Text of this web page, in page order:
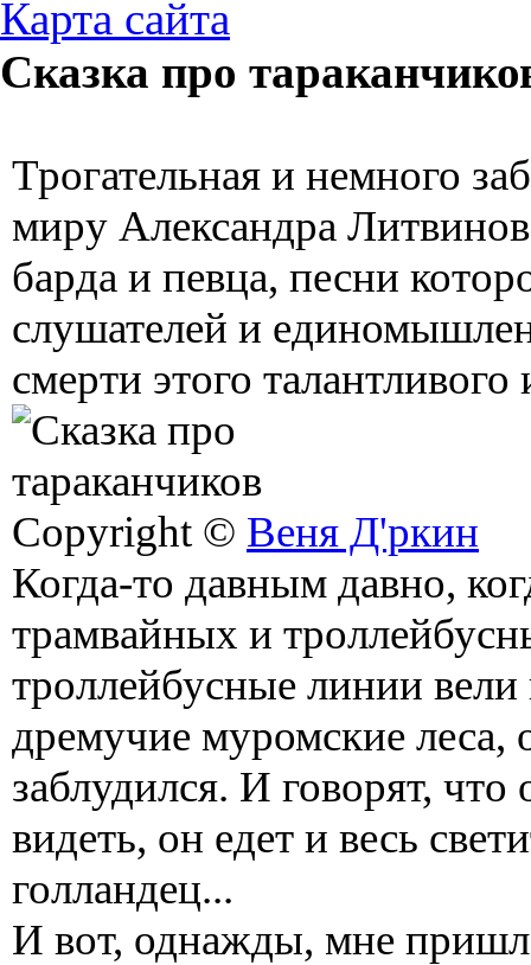
Карта сайта
Сказка про
Трогательная и немного
миру Александра
барда и певца, песни
слушателей и
смерти этого талантливого
Copyright © Веня Д'ркин
Когда-то давным давно,
трамвайных и
троллейбусные линии вели
дремучие муромские леса,
заблудился. И говорят,
видеть, он едет и весь
голландец...
И вот, однажды, мне